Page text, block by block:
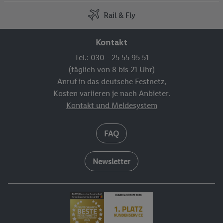
besuchen Sie eine Ledermodenshow. Der Tag klingt mit
einer Bootsfahrt entlang der eindrucksvollen Felsenküste
aus (wetterbedingt).
8. Tag: Antalya (Türkei).
Heute werden Sie zu Ihrem Badehotel gefahren, wo Sie
ganz entspannt ankommen und das einzigartige Flair in
vollen Zügen genießen können.
Hotel Aska Just In***** (o.ä.)
Übernachtungen im Hotel Aska Just In***** (o.ä.)
9.-11. Tag: Antalya (Türkei).
An diesen Tagen können Sie Ihren Badeurlaub in vollen
Zügen genießen. Entspannen Sie an den weitläufigen
Stränden, genießen Sie das klare, türkisfarbene Wasser und
Rail & Fly
Kontakt
Tel.: 030 - 25 55 95 51
(täglich von 8 bis 21 Uhr)
Anruf in das deutsche Festnetz,
Kosten variieren je nach Anbieter.
Kontakt und Meldesystem
FAQ
Newsletter